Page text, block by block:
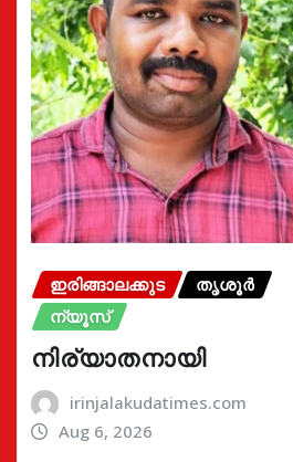
ഇരിങ്ങാലക്കുട
തൃശൂർ
ന്യൂസ്
നിര്യാതനായി
irinjalakudatimes.com
Aug 6, 2026